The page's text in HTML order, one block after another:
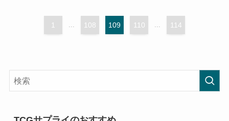
1 108 109 110 114